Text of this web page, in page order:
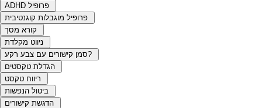
ADHD פרופיל
פרופיל מוגבלות קוגנטיבית
קורא מסך
ניווט מקלדת
סמן קישורים עם צבע רקע?
הגדלת טקסטים
ריווח טקסט
ביטול הנפשות
הדגשת קישורים